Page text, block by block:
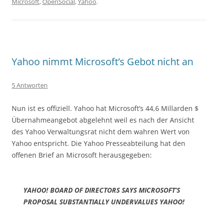
Yahoo nimmt Microsoft’s Gebot nicht an
5 Antworten
Nun ist es offiziell. Yahoo hat Microsoft’s 44,6 Millarden $
Übernahmeangebot abgelehnt weil es nach der Ansicht
des Yahoo Verwaltungsrat nicht dem wahren Wert von
Yahoo entspricht. Die Yahoo Presseabteilung hat den
offenen Brief an Microsoft herausgegeben:
YAHOO! BOARD OF DIRECTORS SAYS MICROSOFT’S
PROPOSAL SUBSTANTIALLY UNDERVALUES YAHOO!